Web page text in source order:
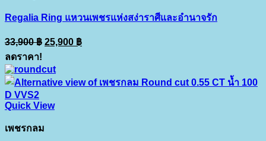
Regalia Ring แหวนเพชรแห่งสง่าราศีและอำนาจรัก
33,900฿ Original
price
33,900 ฿.
25,900 ฿Current
price
ลดราคา!
Quick View
เพชรกลม